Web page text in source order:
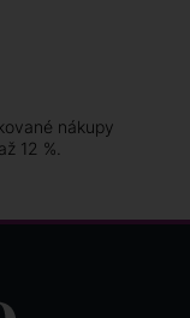
nákupy
12 %.